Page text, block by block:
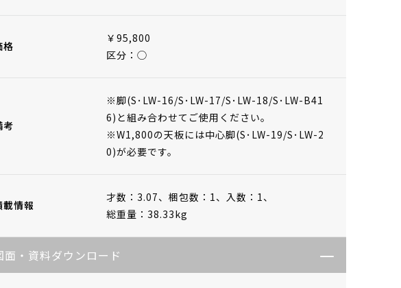
格
￥95,800
区分：◯
考
※脚(S･LW-16/S･LW-17/S･LW-18/S･LW-B41
6)と組み合わせてご使用ください。
※W1,800の天板には中心脚(S･LW-19/S･LW-2
0)が必要です。
載情報
才数：3.07、 梱包数：1、 入数：1、
総重量：38.33kg
面・資料ダウンロード